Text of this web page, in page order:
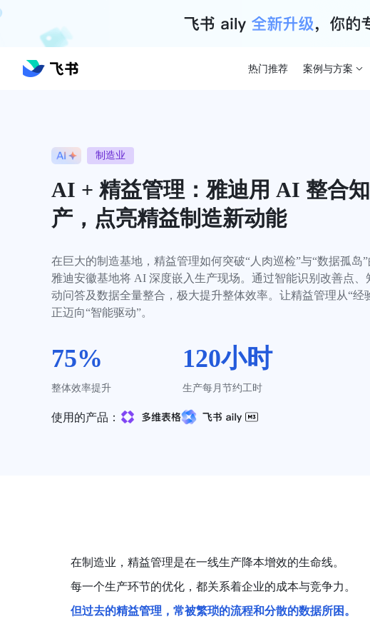
热门推荐 案例与方案
制造业
AI + 精益管理：雅迪用 AI 整合
产，点亮精益制造新动能
在巨大的制造基地，精益管理如何突破“人肉巡检”与“数据孤岛”
雅迪安徽基地将 AI 深度嵌入生产现场。通过智能识别改善点、
动问答及数据全量整合，极大提升整体效率。让精益管理从“经
正迈向“智能驱动”。
75%
整体效率提升
120小时
生产每月节约工时
使用的产品：
在制造业，精益管理是在一线生产降本增效的生命线。
每一个生产环节的优化，都关系着企业的成本与竞争力。
但过去的精益管理，常被繁琐的流程和分散的数据所困。